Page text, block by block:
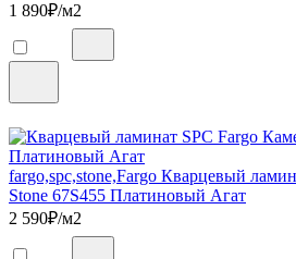
1 890₽/м2
fargo,spc,stone,Fargo Кварцевый
Stone 67S455 Платиновый Агат
2 590₽/м2